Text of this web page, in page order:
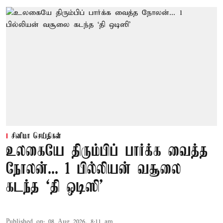
சினிமா செய்திகள்
உலகையே திரும்பிப் பார்க்க வைத்த
நோலன்... 1 பில்லியன் வசூலை
கடந்த ‘தி ஒடிஸி’